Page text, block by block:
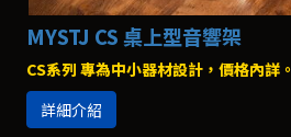
MYSTJ CS 桌上型音響架
CS系列 專為中小器材設計，價格內詳。
詳細介紹